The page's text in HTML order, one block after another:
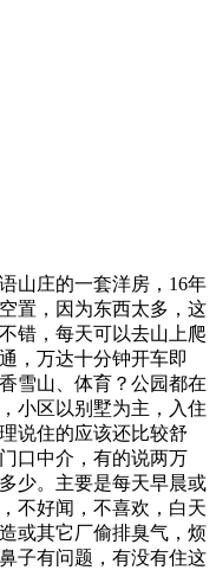
山庄的一套洋房，16年
置，因为东西太多，这
错，每天可以去山上爬
，万达十分钟开车即
雪山、体育？公园都在
小区以别墅为主，入住
说住的应该还比较舒
口中介，有的说两万
少。主要是每天早晨或
不好闻，不喜欢，白天
或其它厂偷排臭气，烦
子有问题，有没有住这